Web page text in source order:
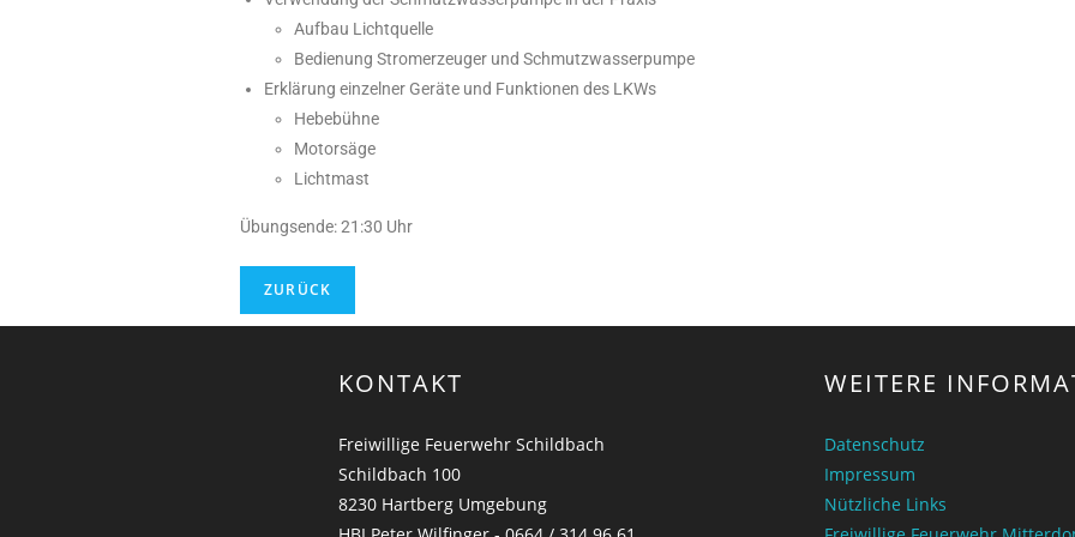
Aufbau Lichtquelle
Bedienung Stromerzeuger und Schmutzwasserpumpe
Erklärung einzelner Geräte und Funktionen des LKWs
Hebebühne
Motorsäge
Lichtmast
Übungsende: 21:30 Uhr
KONTAKT
Freiwillige Feuerwehr Schildbach
Schildbach 100
8230 Hartberg Umgebung
WEITERE
Datenschutz
Impressum
Nützliche Links